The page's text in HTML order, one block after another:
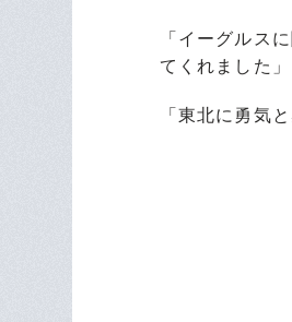
「イーグルス
てくれました
「東北に勇気